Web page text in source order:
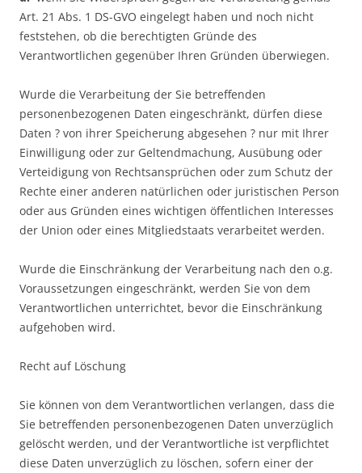
Art. 21 Abs. 1 DS-GVO eingelegt haben und noch nicht
feststehen, ob die berechtigten Gründe des
Verantwortlichen gegenüber Ihren Gründen überwiegen.
Wurde die Verarbeitung der Sie betreffenden
personenbezogenen Daten eingeschränkt, dürfen diese
Daten ? von ihrer Speicherung abgesehen ? nur mit Ihrer
Einwilligung oder zur Geltendmachung, Ausübung oder
Verteidigung von Rechtsansprüchen oder zum Schutz der
Rechte einer anderen natürlichen oder juristischen Person
oder aus Gründen eines wichtigen öffentlichen Interesses
der Union oder eines Mitgliedstaats verarbeitet werden.
Wurde die Einschränkung der Verarbeitung nach den o.g.
Voraussetzungen eingeschränkt, werden Sie von dem
Verantwortlichen unterrichtet, bevor die Einschränkung
aufgehoben wird.
Recht auf Löschung
Sie können von dem Verantwortlichen verlangen, dass die
Sie betreffenden personenbezogenen Daten unverzüglich
gelöscht werden, und der Verantwortliche ist verpflichtet
diese Daten unverzüglich zu löschen, sofern einer der